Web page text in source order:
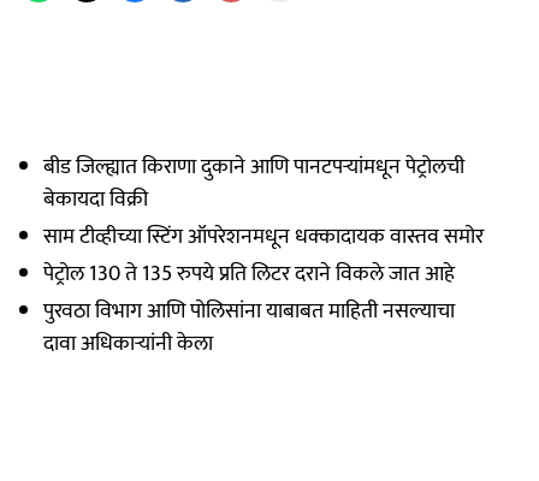
बीड जिल्ह्यात किराणा दुकाने आणि पानटपऱ्यांमधून पेट्रोलची
बेकायदा विक्री
साम टीव्हीच्या स्टिंग ऑपरेशनमधून धक्कादायक वास्तव समोर
पेट्रोल 130 ते 135 रुपये प्रति लिटर दराने विकले जात आहे
पुरवठा विभाग आणि पोलिसांना याबाबत माहिती नसल्याचा
दावा अधिकाऱ्यांनी केला